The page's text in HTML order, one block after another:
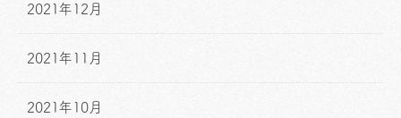
2021年12月
2021年11月
2021年10月